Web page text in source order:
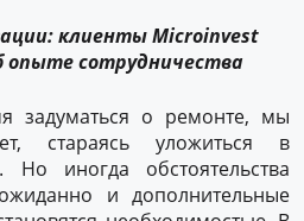
клиенты Microinvest
опыте сотрудничества
задуматься о ремонте, мы
стараясь уложиться в
Но иногда обстоятельства
и дополнительные